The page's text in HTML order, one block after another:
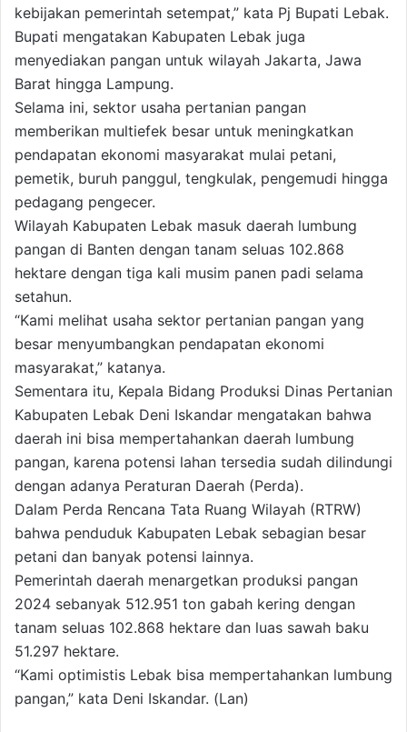
kebijakan pemerintah setempat,” kata Pj Bupati Lebak.
Bupati mengatakan Kabupaten Lebak juga
menyediakan pangan untuk wilayah Jakarta, Jawa
Barat hingga Lampung.
Selama ini, sektor usaha pertanian pangan
memberikan multiefek besar untuk meningkatkan
pendapatan ekonomi masyarakat mulai petani,
pemetik, buruh panggul, tengkulak, pengemudi hingga
pedagang pengecer.
Wilayah Kabupaten Lebak masuk daerah lumbung
pangan di Banten dengan tanam seluas 102.868
hektare dengan tiga kali musim panen padi selama
setahun.
“Kami melihat usaha sektor pertanian pangan yang
besar menyumbangkan pendapatan ekonomi
masyarakat,” katanya.
Sementara itu, Kepala Bidang Produksi Dinas Pertanian
Kabupaten Lebak Deni Iskandar mengatakan bahwa
daerah ini bisa mempertahankan daerah lumbung
pangan, karena potensi lahan tersedia sudah dilindungi
dengan adanya Peraturan Daerah (Perda).
Dalam Perda Rencana Tata Ruang Wilayah (RTRW)
bahwa penduduk Kabupaten Lebak sebagian besar
petani dan banyak potensi lainnya.
Pemerintah daerah menargetkan produksi pangan
2024 sebanyak 512.951 ton gabah kering dengan
tanam seluas 102.868 hektare dan luas sawah baku
51.297 hektare.
“Kami optimistis Lebak bisa mempertahankan lumbung
pangan,” kata Deni Iskandar. (Lan)